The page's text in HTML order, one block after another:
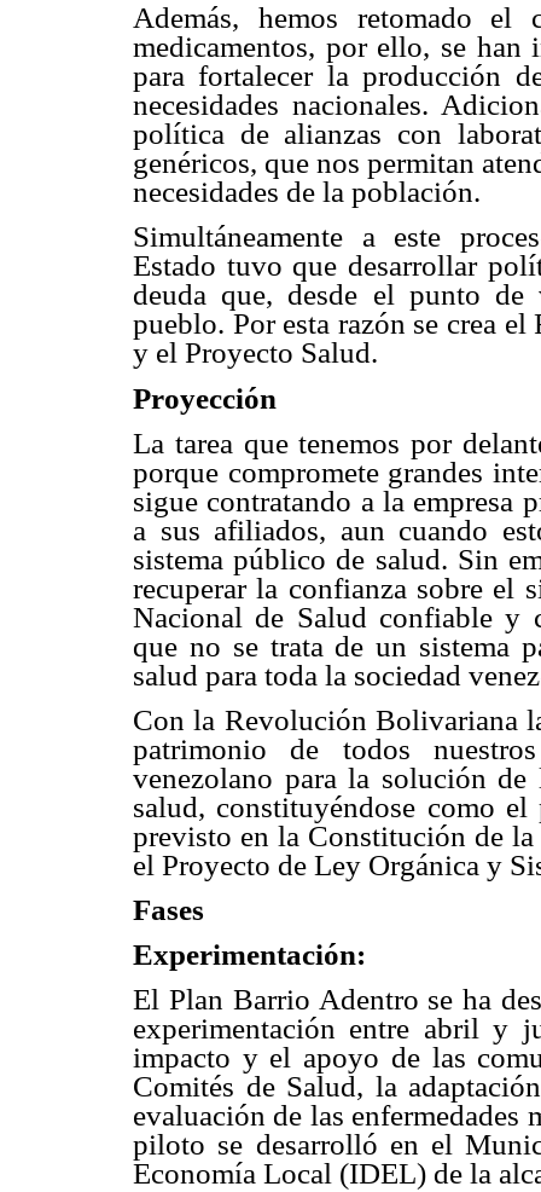
Además, hemos retomado el
medicamentos, por ello, se han
para fortalecer la producción
necesidades nacionales.
política de alianzas con
genéricos, que nos permitan
necesidades de la población.
Simultáneamente a este
Estado tuvo que desarrollar
deuda que, desde el punto
pueblo. Por esta razón se crea
y el Proyecto Salud.
Proyección
La tarea que tenemos por
porque compromete grandes
sigue contratando a la empresa
a sus afiliados, aun cuando
sistema público de salud. Sin
recuperar la confianza sobre el
Nacional de Salud confiable y
que no se trata de un sistema
salud para toda la sociedad
Con la Revolución Bolivariana
patrimonio de todos
venezolano para la solución de
salud, constituyéndose como
previsto en la Constitución de
el Proyecto de Ley Orgánica y
Fases
Experimentación:
El Plan Barrio Adentro se ha
experimentación entre abril y
impacto y el apoyo de las
Comités de Salud, la
evaluación de las enfermedades
piloto se desarrolló en el
Economía Local (IDEL) de la